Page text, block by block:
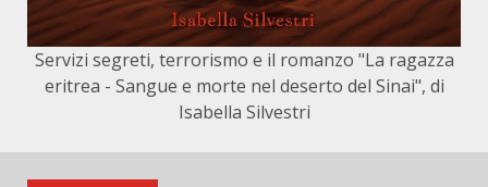
Servizi segreti, terrorismo e il romanzo "La ragazza
eritrea - Sangue e morte nel deserto del Sinai", di
Isabella Silvestri